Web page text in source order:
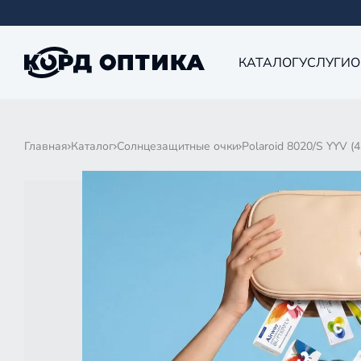
КАТАЛОГУСЛУГИ
Главная Каталог Солнцезащитные очки Polaroid 8020/S YYV